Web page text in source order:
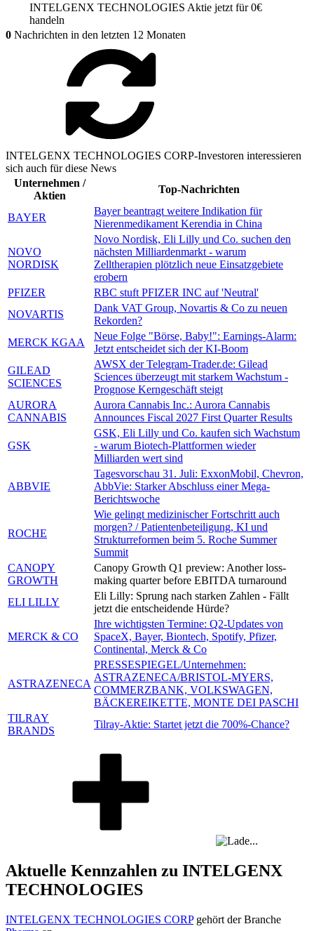
INTELGENX TECHNOLOGIES Aktie jetzt für 0€
handeln
0 Nachrichten in den letzten 12 Monaten
INTELGENX TECHNOLOGIES CORP-Investoren interessieren
sich auch für diese News
Unternehmen /
Aktien
Top-Nachrichten
BAYER
Bayer beantragt weitere Indikation für
Nierenmedikament Kerendia in China
NOVO
NORDISK
Novo Nordisk, Eli Lilly und Co. suchen den
nächsten Milliardenmarkt - warum
Zelltherapien plötzlich neue Einsatzgebiete
erobern
PFIZER
RBC stuft PFIZER INC auf 'Neutral'
NOVARTIS
Dank VAT Group, Novartis & Co zu neuen
Rekorden?
MERCK KGAA
Neue Folge "Börse, Baby!": Earnings-Alarm:
Jetzt entscheidet sich der KI-Boom
GILEAD
SCIENCES
AWSX der Telegram-Trader.de: Gilead
Sciences überzeugt mit starkem Wachstum -
Prognose Kerngeschäft steigt
AURORA
CANNABIS
Aurora Cannabis Inc.: Aurora Cannabis
Announces Fiscal 2027 First Quarter Results
GSK
GSK, Eli Lilly und Co. kaufen sich Wachstum
- warum Biotech-Plattformen wieder
Milliarden wert sind
ABBVIE
Tagesvorschau 31. Juli: ExxonMobil, Chevron,
AbbVie: Starker Abschluss einer Mega-
Berichtswoche
ROCHE
Wie gelingt medizinischer Fortschritt auch
morgen? / Patientenbeteiligung, KI und
Strukturreformen beim 5. Roche Summer
Summit
CANOPY
GROWTH
Canopy Growth Q1 preview: Another loss-
making quarter before EBITDA turnaround
ELI LILLY
Eli Lilly: Sprung nach starken Zahlen - Fällt
jetzt die entscheidende Hürde?
MERCK & CO
Ihre wichtigsten Termine: Q2-Updates von
SpaceX, Bayer, Biontech, Spotify, Pfizer,
Continental, Merck & Co
ASTRAZENECA
PRESSESPIEGEL/Unternehmen:
ASTRAZENECA/BRISTOL-MYERS,
COMMERZBANK, VOLKSWAGEN,
BÄCKEREIKETTE, MONTE DEI PASCHI
TILRAY
BRANDS
Tilray-Aktie: Startet jetzt die 700%-Chance?
Aktuelle Kennzahlen zu INTELGENX
TECHNOLOGIES
INTELGENX TECHNOLOGIES CORPgehört der Branche